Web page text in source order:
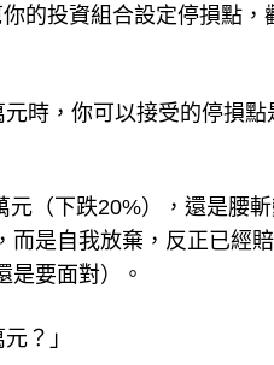
的投資組合設定停損點
時，你可以接受的停損點
（下跌20%），還是腰
是自我放棄，反正已經
是要面對）。
？」